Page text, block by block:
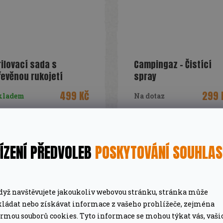
PŘEDVOLEBPOSKYTOVÁNÍ
navštěvujete jakoukoliv webovou stránku, stránka může
nebo získávat informace z vašeho prohlížeče, zejména
souborů cookies. Tyto informace se mohou týkat vás,
sada s
rukojetí
499 Kč
produktu:2000030869 Veškeré
náčiní v jednom balení.
Campingaz - Čistící
spray
Na dotaz 299
Kod produktu: 205643 Čistící
spray BIO od firmy Campingaz